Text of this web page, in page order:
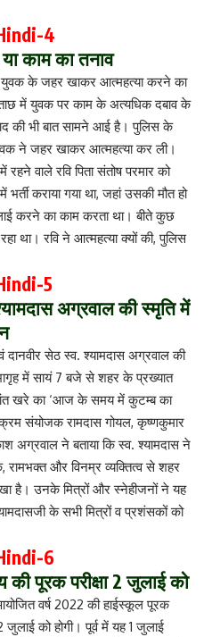
4
काम का तनाव
युवक के जहर खाकर आत्महत्या करने का
में युवक पर काम के अत्यधिक दबाव के
की भी बात सामने आई है। पुलिस के
ने जहर खाकर आत्महत्या कर ली।
वाले रवि पिता संतोष परमार को
कराया गया था, जहां उसकी मौत हो
करने का काम करता था। बीते कुछ
था। रवि ने आत्महत्या क्यों की, पुलिस
5
अग्रवाल की स्मृति में
दानवीर सेठ स्व. श्यामदास अग्रवाल की
में सायं 7 बजे से शहर के प्रख्यात
खरे का ‘आज के समय में कुटम्ब का
संयोजक रामदास गोयल, कृष्णकुमार
अग्रवाल ने बताया कि स्व. श्यामदास ने
और विनम्र व्यक्तित्व से शहर
है। उनके मित्रों और स्नेहीजनों ने यह
के सभी मित्रों व प्रशंसकों को
6
की पूरक परीक्षा 2 जुलाई को
आयोजित वर्ष 2022 की हाईस्कूल पूरक
2 जुलाई को होगी। पूर्व में यह 1 जुलाई